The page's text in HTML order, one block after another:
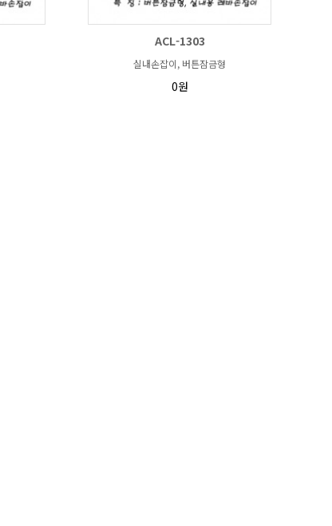
ACL-1303
실내손잡이, 버튼잠금형
0원